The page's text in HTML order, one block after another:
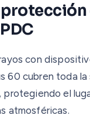
con
60 cubren toda
protegiendo el
atmosféricas.